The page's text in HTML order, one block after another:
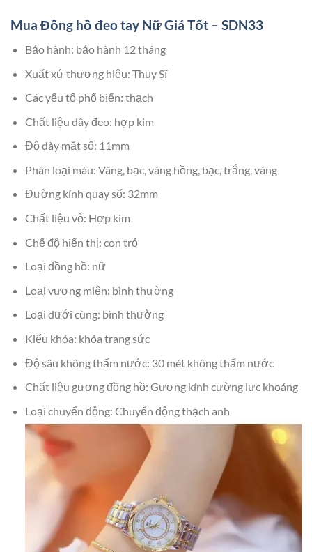
Mua Đồng hồ đeo tay Nữ Giá Tốt – SDN33
Bảo hành: bảo hành 12 tháng
Xuất xứ thương hiệu: Thụy Sĩ
Các yếu tố phổ biến: thạch
Chất liệu dây đeo: hợp kim
Độ dày mặt số: 11mm
Phân loại màu: Vàng, bạc, vàng hồng, bạc, trắng, vàng
Đường kính quay số: 32mm
Chất liệu vỏ: Hợp kim
Chế độ hiển thị: con trỏ
Loại đồng hồ: nữ
Loại vương miện: bình thường
Loại dưới cùng: bình thường
Kiểu khóa: khóa trang sức
Độ sâu không thấm nước: 30 mét không thấm nước
Chất liệu gương đồng hồ: Gương kính cường lực khoáng
Loại chuyển động: Chuyển động thạch anh